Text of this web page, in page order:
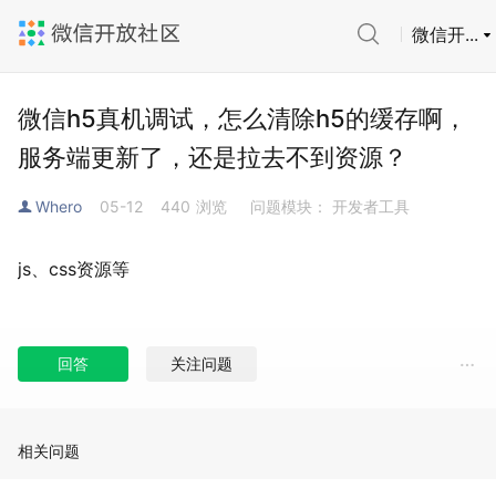
微信开...
微信h5真机调试，怎么清除h5的缓存啊，
服务端更新了，还是拉去不到资源？
Whero 05-12 440 浏览 问题模块： 开发者工具
js、css资源等
回答 关注问题
相关问题